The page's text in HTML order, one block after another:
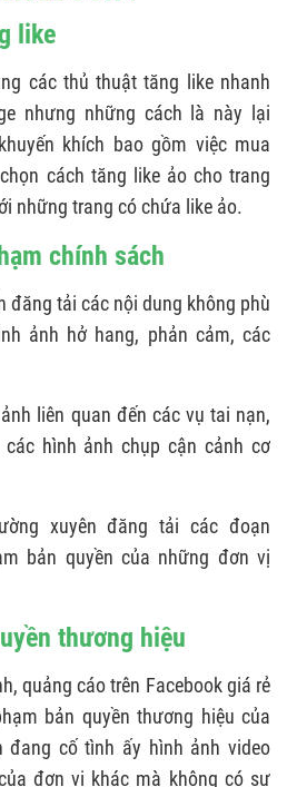
like
các thủ thuật tăng like nhanh
nhưng những cách là này lại
khích bao gồm việc mua
cách tăng like ảo cho trang
những trang có chứa like ảo.
chính sách
đăng tải các nội dung không phù
ảnh hở hang, phản cảm, các
liên quan đến các vụ tai nạn,
hình ảnh chụp cận cảnh cơ
xuyên đăng tải các đoạn
bản quyền của những đơn vị
thương hiệu
quảng cáo trên Facebook giá rẻ
bản quyền thương hiệu của
đang cố tình ấy hình ảnh video
đơn vị khác mà không có sự